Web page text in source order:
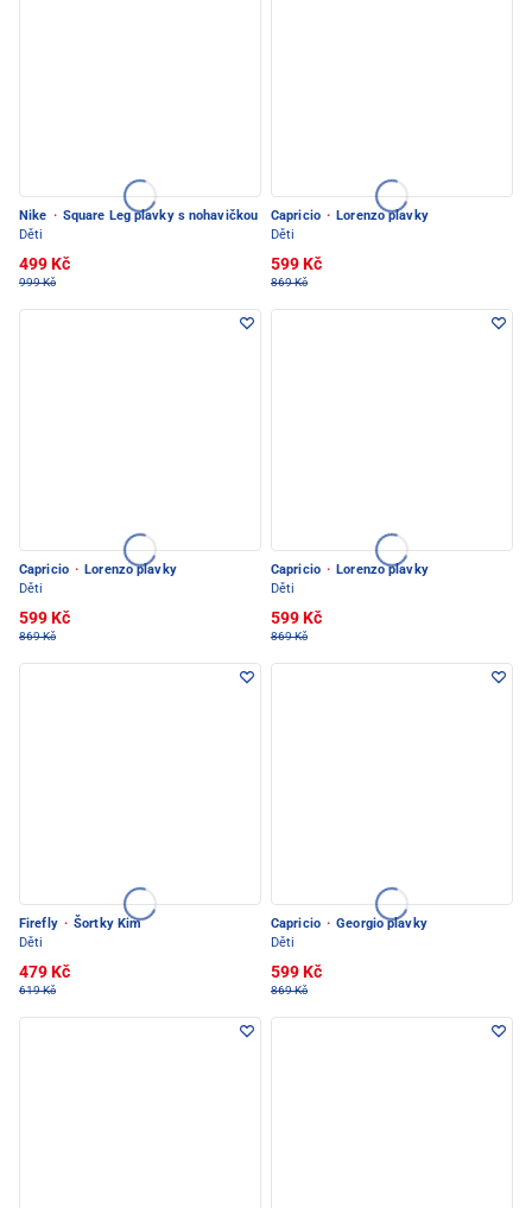
Nike · Square Leg plavky s nohavičkou
Děti
499 Kč
999 Kč
Capricio · Lorenzo plavky
Děti
599 Kč
869 Kč
Capricio · Lorenzo plavky
Děti
599 Kč
869 Kč
Capricio · Lorenzo plavky
Děti
599 Kč
869 Kč
Firefly · Šortky Kim
Děti
479 Kč
619 Kč
Capricio · Georgio plavky
Děti
599 Kč
869 Kč